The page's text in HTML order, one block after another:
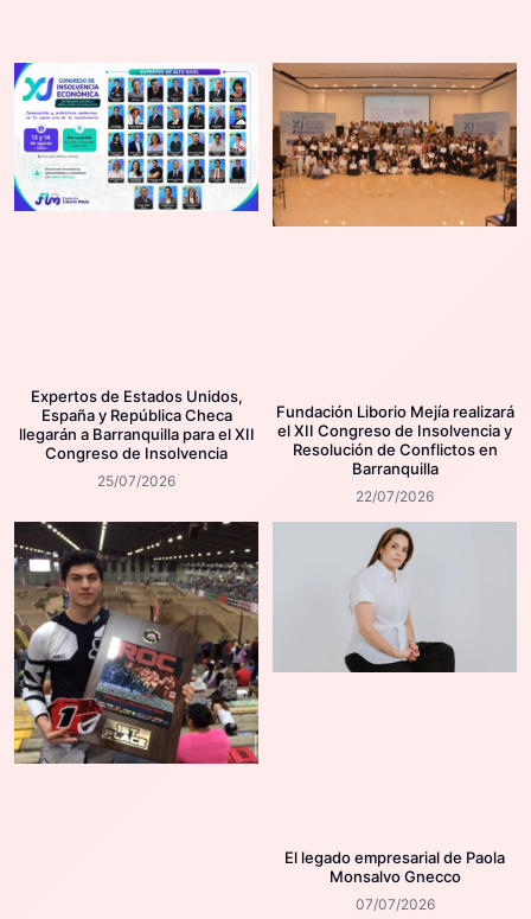
Expertos de Estados Unidos,
España y República Checa
llegarán a Barranquilla para el XII
Congreso de Insolvencia
25/07/2026
Fundación Liborio Mejía realizará
el XII Congreso de Insolvencia y
Resolución de Conflictos en
Barranquilla
22/07/2026
El legado empresarial de Paola
Monsalvo Gnecco
07/07/2026